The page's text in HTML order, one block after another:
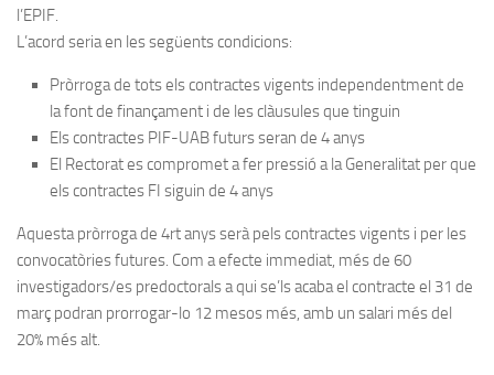
l’EPIF.
L’acord seria en les següents condicions:
Pròrroga de tots els contractes vigents independentment de
la font de finançament i de les clàusules que tinguin
Els contractes PIF-UAB futurs seran de 4 anys
El Rectorat es compromet a fer pressió a la Generalitat per que
els contractes FI siguin de 4 anys
Aquesta pròrroga de 4rt anys serà pels contractes vigents i per les
convocatòries futures. Com a efecte immediat, més de 60
investigadors/es predoctorals a qui se’ls acaba el contracte el 31 de
març podran prorrogar-lo 12 mesos més, amb un salari més del
20% més alt.